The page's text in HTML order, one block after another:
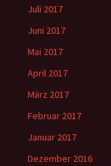
Juli 2017
Juni 2017
Mai 2017
April 2017
März 2017
Februar 2017
Januar 2017
Dezember 2016